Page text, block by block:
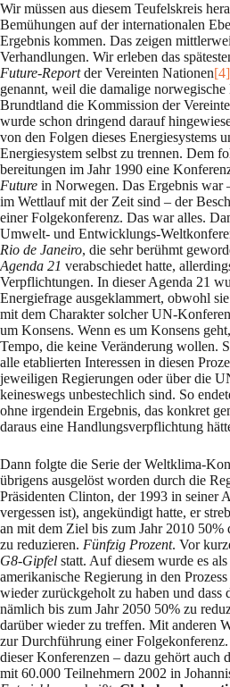
Wir müssen aus diesem Teufelskreis
Bemühungen auf der internatio­nalen
Ergebnis kommen. Das zeigen
Verhandlungen. Wir erleben das
Future-Reportder Vereinten Nationen[4]
genannt, weil die damalige
Brundtland die Kommission der
wurde schon dringend darauf
von den Folgen dieses Ener­gie­systems
Energiesystem selbst zu trennen. Dem
bereitungen im Jahr 1990 eine
Future in Norwegen. Das Ergebnis war
im Wettlauf mit der Zeit sind – der
einer Folgekonferenz. Das war alles.
Um­welt- und Entwicklungs-
Rio de Janeiro, die sehr berühmt
Agenda 21 verabschiedet hatte,
Verpflichtungen. In dieser Agenda 21
Energiefrage aus­ge­klam­mert, obwohl
mit dem Cha­rakter solcher UN-
um Konsens. Wenn es um Konsens
Tempo, die keine Veränderung wollen.
alle etablierten Inter­essen in diesen
jeweiligen Regierungen oder über die
keineswegs unbestechlich sind. So
ohne irgendein Ergebnis, das konkret
daraus eine Hand­lungs­ver­pflich­tung
Dann folgte die Serie der Weltklima-
übrigens ausgelöst wor­den durch die
Präsidenten Clinton, der 1993 in seiner
vergessen ist), angekündigt hatte, er
an mit dem Ziel bis zum Jahr 2010
zu reduzieren. Fünfzig Pro­zent. Vor
G8-Gipfel statt. Auf diesem wurde es
amerikanische Regierung in den
wieder zurückgeholt zu haben und dass
nämlich bis zum Jahr 2050 50% zu
darüber wieder zu treffen. Mit anderen
zur Durchführung einer
die­ser Konferenzen – dazu gehört auch
mit 60.000 Teil­neh­mern 2002 in